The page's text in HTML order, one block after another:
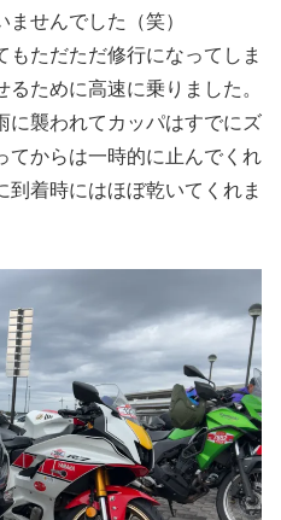
せんでした（笑）
ただただ修行になってしま
ために高速に乗りました。
に襲われてカッパはすでにズ
てからは一時的に止んでくれ
着時にはほぼ乾いてくれま